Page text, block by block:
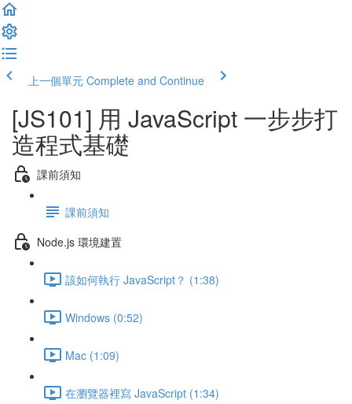
上一個單元 Complete and Continue
[JS101] 用 JavaScript 一步步打
造程式基礎
課前須知
課前須知
Node.js 環境建置
該如何執行 JavaScript？ (1:38)
Windows (0:52)
Mac (1:09)
在瀏覽器裡寫 JavaScript (1:34)